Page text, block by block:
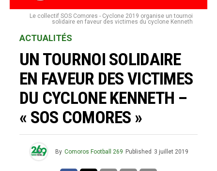
Le collectif SOS Comores - Cyclone 2019 organise un tournoi
solidaire en faveur des victimes du cyclone Kenneth
ACTUALITÉS
UN TOURNOI SOLIDAIRE
EN FAVEUR DES VICTIMES
DU CYCLONE KENNETH –
« SOS COMORES »
By Comoros Football 269 Published 3 juillet 2019